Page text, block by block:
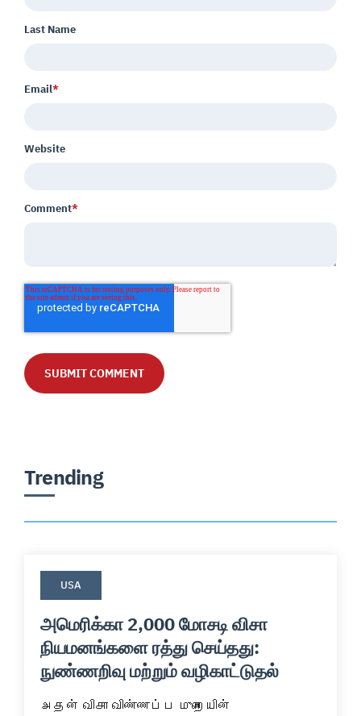
Last Name
Email*
Website
Comment*
Trending
USA
அமெரிக்கா 2,000 மோசடி விசா
நியமனங்களை ரத்து செய்தது:
நுண்ணறிவு மற்றும் வழிகாட்டுதல்
அதன் விசா விண்ணப்ப முறையின்